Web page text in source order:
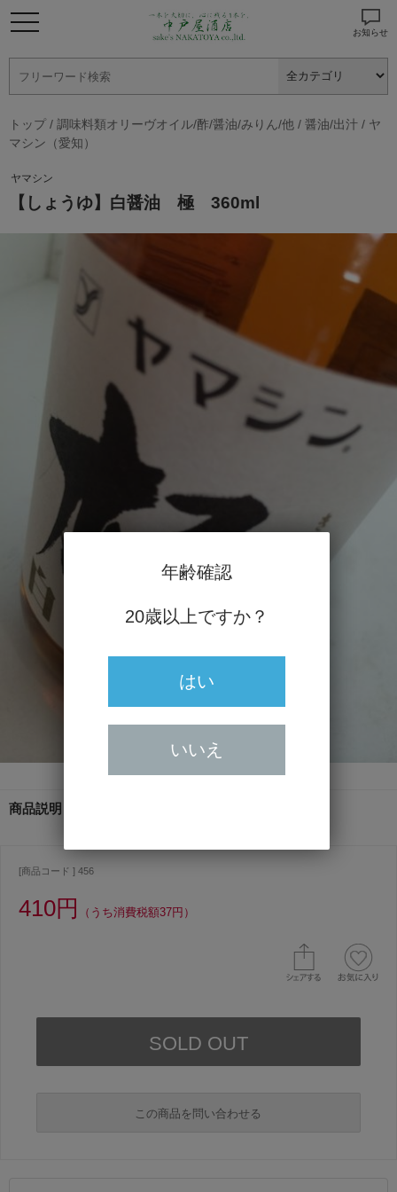
お知らせ
トップ/ 調味料類オリーヴオイル/酢/醤油/みりん/他 / 醤油/出汁 / ヤ
マシン（愛知）
ヤマシン
【しょうゆ】白醤油 極 360ml
商品説明
[商品コード ] 456
410円 （うち消費税額37円）
この商品を問い合わせる
年齢確認
20歳以上ですか？
はい
いいえ